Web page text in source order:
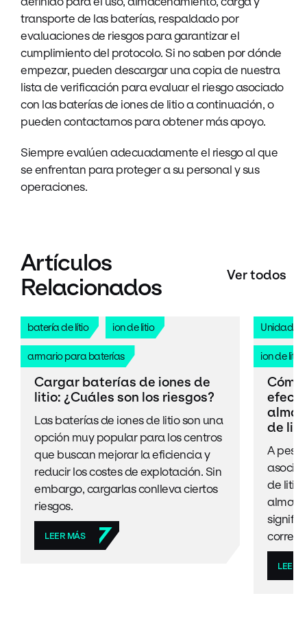
transporte de las baterías, respaldado por
evaluaciones de riesgos para garantizar el
cumplimiento del protocolo. Si no saben por dónde
empezar, pueden descargar una copia de nuestra
lista de verificación para evaluar el riesgo asociado
con las baterías de iones de litio a continuación, o
pueden contactarnos para obtener más apoyo.
Siempre evalúen adecuadamente el riesgo al que
se enfrentan para proteger a su personal y sus
operaciones.
Artículos
Relacionados
Ver todos
batería de lítio ion de litio
armario para baterías
Cargar baterías de iones de
litio: ¿Cuáles son los riesgos?
Las baterías de iones de litio son una
opción muy popular para los centros
que buscan mejorar la eficiencia y
reducir los costes de explotación. Sin
embargo, cargarlas conlleva ciertos
riesgos.
LEER MÁS
Unidades
ion de litio
de
A
de
LEER